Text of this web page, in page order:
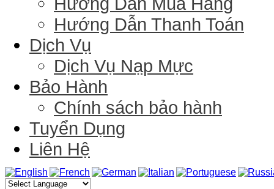
Hướng Dẫn Thanh Toán
Dịch Vụ
Dịch Vụ Nạp Mực
Bảo Hành
Chính sách bảo hành
Tuyển Dụng
Liên Hệ